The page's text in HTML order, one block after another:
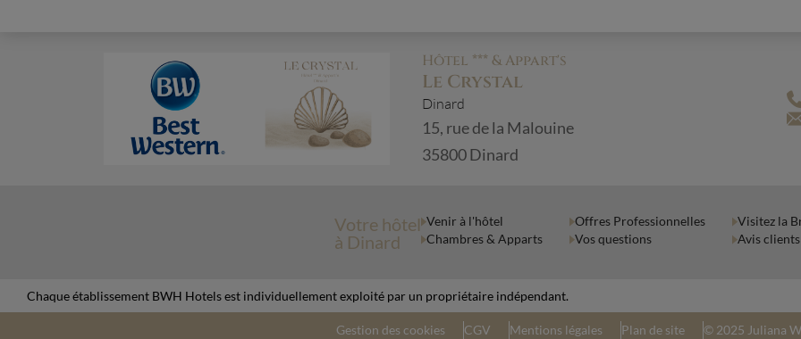
Hôtel *** & Appart's
Le Crystal
Dinard
15, rue de la Malouine
35800 Dinard
Votre hôtel
à Dinard
Venir à l'hôtel
Chambres & Apparts
Offres Professionnelles
Vos questions
Visitez la
Avis clients
Chaque établissement BWH Hotels est individuellement exploité par un propriétaire indépendant.
Gestion des cookies CGV Mentions légales Plan de site © 2025 Juliana